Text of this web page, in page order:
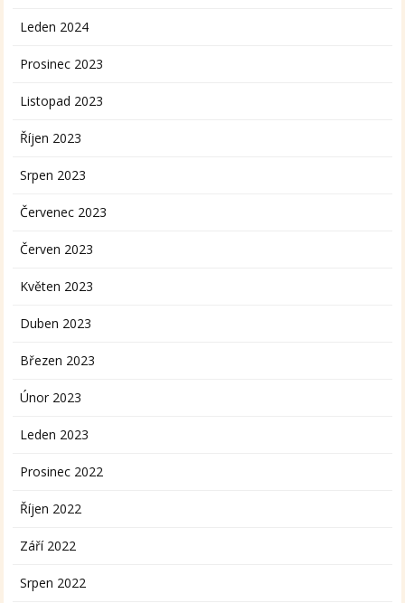
Leden 2024
Prosinec 2023
Listopad 2023
Říjen 2023
Srpen 2023
Červenec 2023
Červen 2023
Květen 2023
Duben 2023
Březen 2023
Únor 2023
Leden 2023
Prosinec 2022
Říjen 2022
Září 2022
Srpen 2022